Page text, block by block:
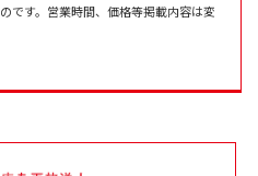
です。営業時間、価格等掲載内容は変